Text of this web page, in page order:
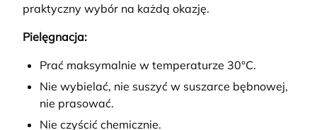
praktyczny wybór na każdą okazję.
Pielęgnacja:
Prać maksymalnie w temperaturze 30°C.
Nie wybielać, nie suszyć w suszarce bębnowej,
nie prasować.
Nie czyścić chemicznie.